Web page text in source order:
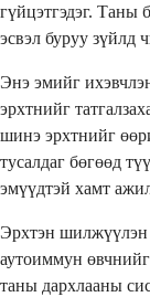
гүйцэтгэдэг. Таны
эсвэл буруу зүйлд
Энэ эмийг
эрхтнийг
шинэ эрхтнийг
тусалдаг бөгөөд
эмүүдтэй хамт
Эрхтэн шилжүүлэн
аутоиммун
таны дархлааны